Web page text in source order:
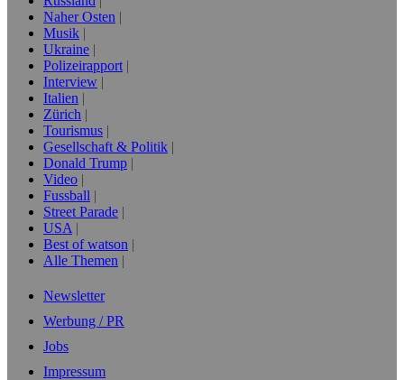
Naher Osten
Musik
Ukraine
Polizeirapport
Interview
Italien
Zürich
Tourismus
Gesellschaft & Politik
Donald Trump
Video
Fussball
Street Parade
USA
Best of watson
Alle Themen
Newsletter
Werbung / PR
Jobs
Impressum